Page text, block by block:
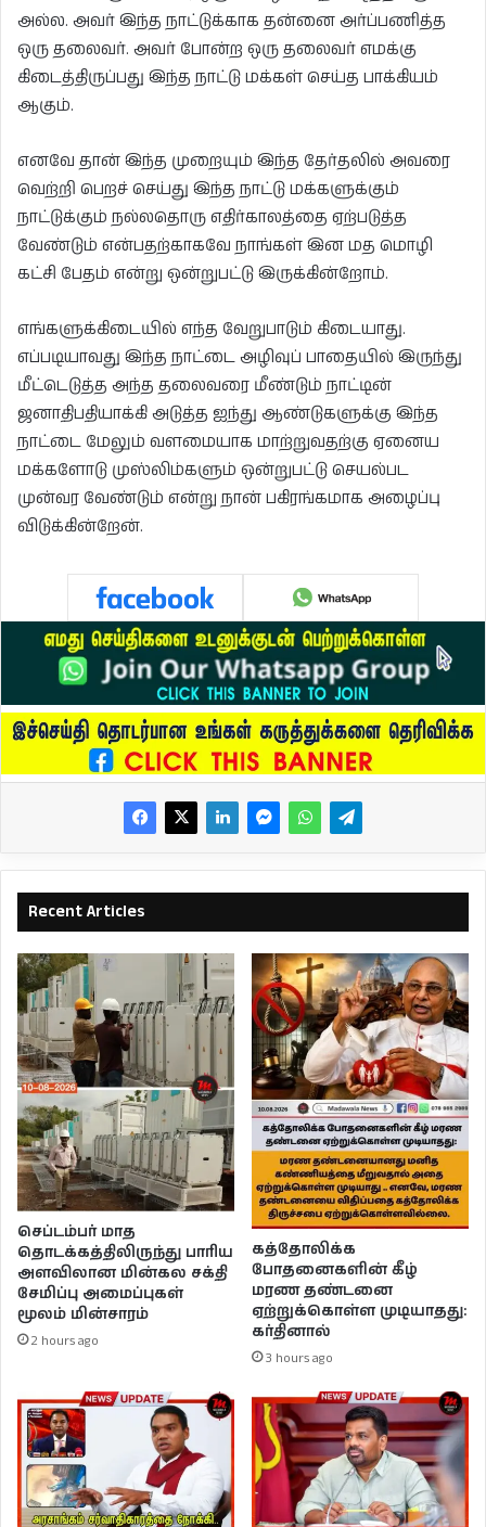
அல்ல. அவர் இந்த நாட்டுக்காக தன்னை அர்ப்பணித்த
ஒரு தலைவர். அவர் போன்ற ஒரு தலைவர் எமக்கு
கிடைத்திருப்பது இந்த நாட்டு மக்கள் செய்த பாக்கியம்
ஆகும்.
எனவே தான் இந்த முறையும் இந்த தேர்தலில் அவரை
வெற்றி பெறச் செய்து இந்த நாட்டு மக்களுக்கும்
நாட்டுக்கும் நல்லதொரு எதிர்காலத்தை ஏற்படுத்த
வேண்டும் என்பதற்காகவே நாங்கள் இன மத மொழி
கட்சி பேதம் என்று ஒன்றுபட்டு இருக்கின்றோம்.
எங்களுக்கிடையில் எந்த வேறுபாடும் கிடையாது.
எப்படியாவது இந்த நாட்டை அழிவுப் பாதையில் இருந்து
மீட்டெடுத்த அந்த தலைவரை மீண்டும் நாட்டின்
ஜனாதிபதியாக்கி அடுத்த ஐந்து ஆண்டுகளுக்கு இந்த
நாட்டை மேலும் வளமையாக மாற்றுவதற்கு ஏனைய
மக்களோடு முஸ்லிம்களும் ஒன்றுபட்டு செயல்பட
முன்வர வேண்டும் என்று நான் பகிரங்கமாக அழைப்பு
விடுக்கின்றேன்.
Recent Articles
செப்டம்பர் மாத
தொடக்கத்திலிருந்து பாரிய
அளவிலான மின்கல சக்தி
சேமிப்பு அமைப்புகள்
மூலம் மின்சாரம்
2 hours ago
கத்தோலிக்க
போதனைகளின் கீழ்
மரண தண்டனை
ஏற்றுக்கொள்ள முடியாதது:
கர்தினால்
3 hours ago